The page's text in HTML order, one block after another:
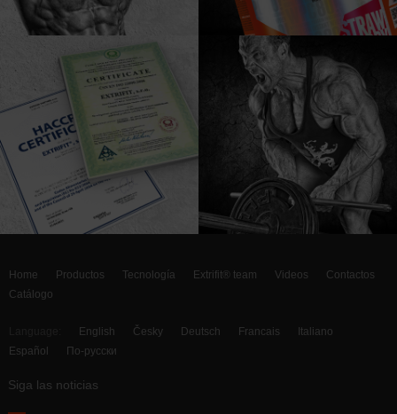
Home Productos Tecnología Extrifit® team Videos
Contactos
Catálogo
English Česky Deutsch Francais
Italiano
Español
По-русски
Siga las noticias